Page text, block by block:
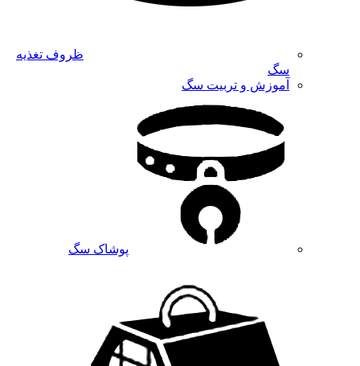
ظروف تغذیه
سگ
آموزش و تربیت سگ
پوشاک سگ